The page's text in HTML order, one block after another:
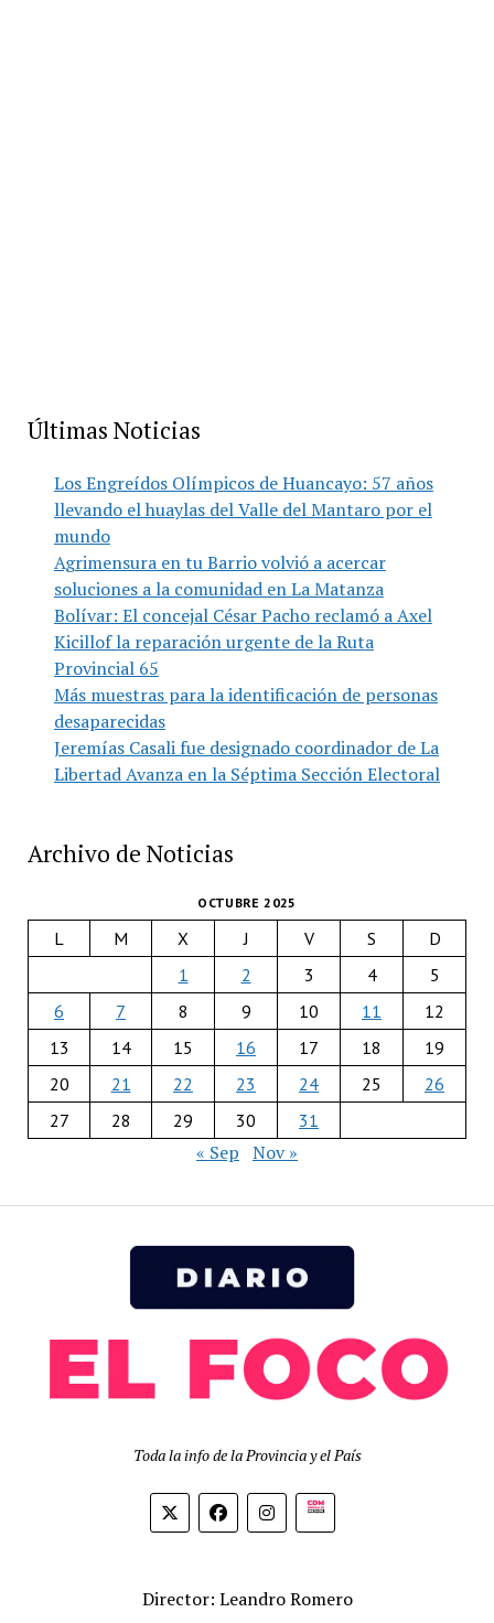
Últimas Noticias
Los Engreídos Olímpicos de Huancayo: 57 años
llevando el huaylas del Valle del Mantaro por el
mundo
Agrimensura en tu Barrio volvió a acercar
soluciones a la comunidad en La Matanza
Bolívar: El concejal César Pacho reclamó a Axel
Kicillof la reparación urgente de la Ruta
Provincial 65
Más muestras para la identificación de personas
desaparecidas
Jeremías Casali fue designado coordinador de La
Libertad Avanza en la Séptima Sección Electoral
Archivo de Noticias
OCTUBRE 2025
L M X J V S
D
1
2 3 4
5
6
7 8 9 10 11
12
13
14 15 16 17 18
19
20
21 22 23 24 25
26
27
28 29 30 31
« Sep Nov »
Toda la info de la Provincia y el País
Biolink
Director: Leandro Romero